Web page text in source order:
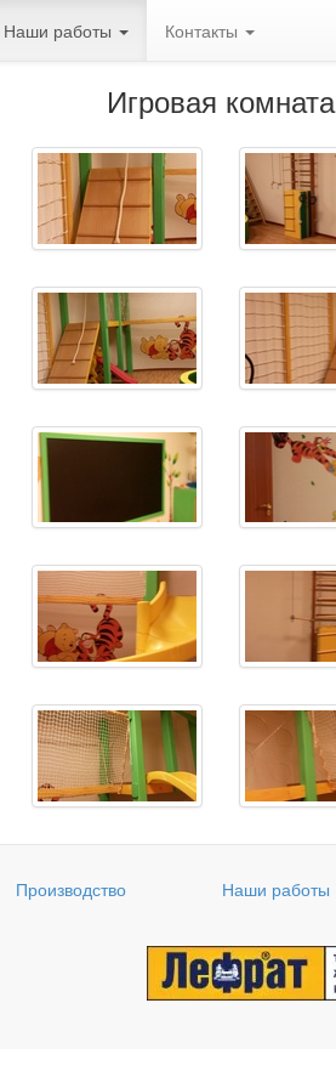
Наши работы Контакты
Игровая комната
Производство Наши работы